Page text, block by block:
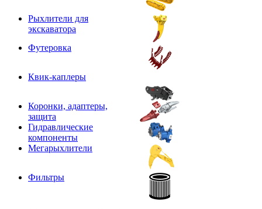
Рыхлители для
экскаватора
Футеровка
Квик-каплеры
Коронки, адаптеры,
защита
Гидравлические
компоненты
Мегарыхлители
Фильтры